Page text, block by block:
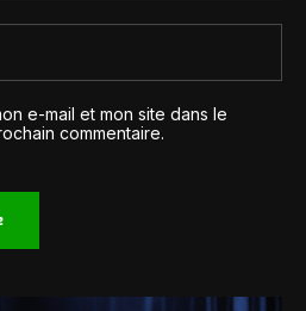
e-mail et mon site dans le
commentaire.